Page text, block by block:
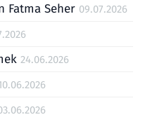
Fatma Seher 09.07.2026
24.06.2026